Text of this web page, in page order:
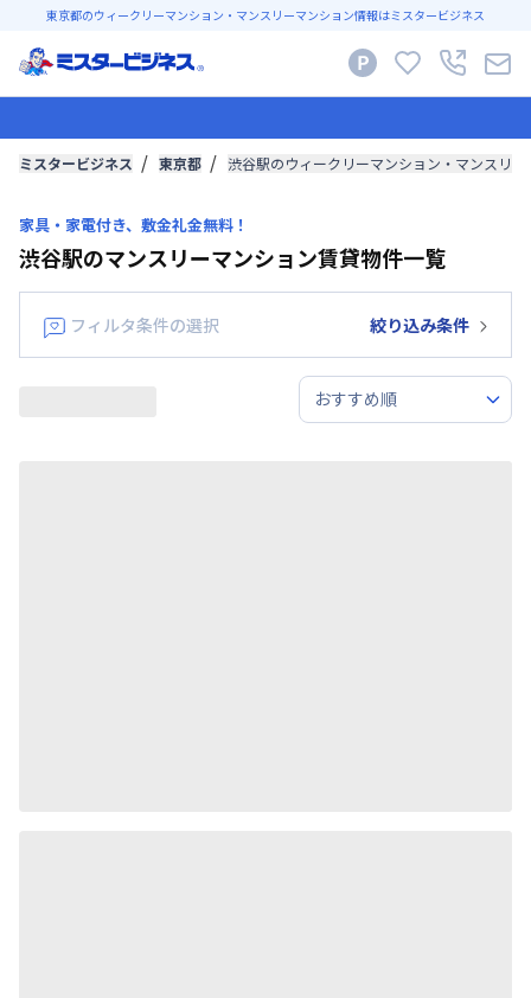
東京都のウィークリーマンション・マンスリーマンション情報はミスタービジネス
ミスタービジネス 東京都 渋谷駅のウィークリーマンション・マンスリ
家具・家電付き、敷金礼金無料！
渋谷駅のマンスリーマンション賃貸物件一覧
フィルタ条件の選択 絞り込み条件